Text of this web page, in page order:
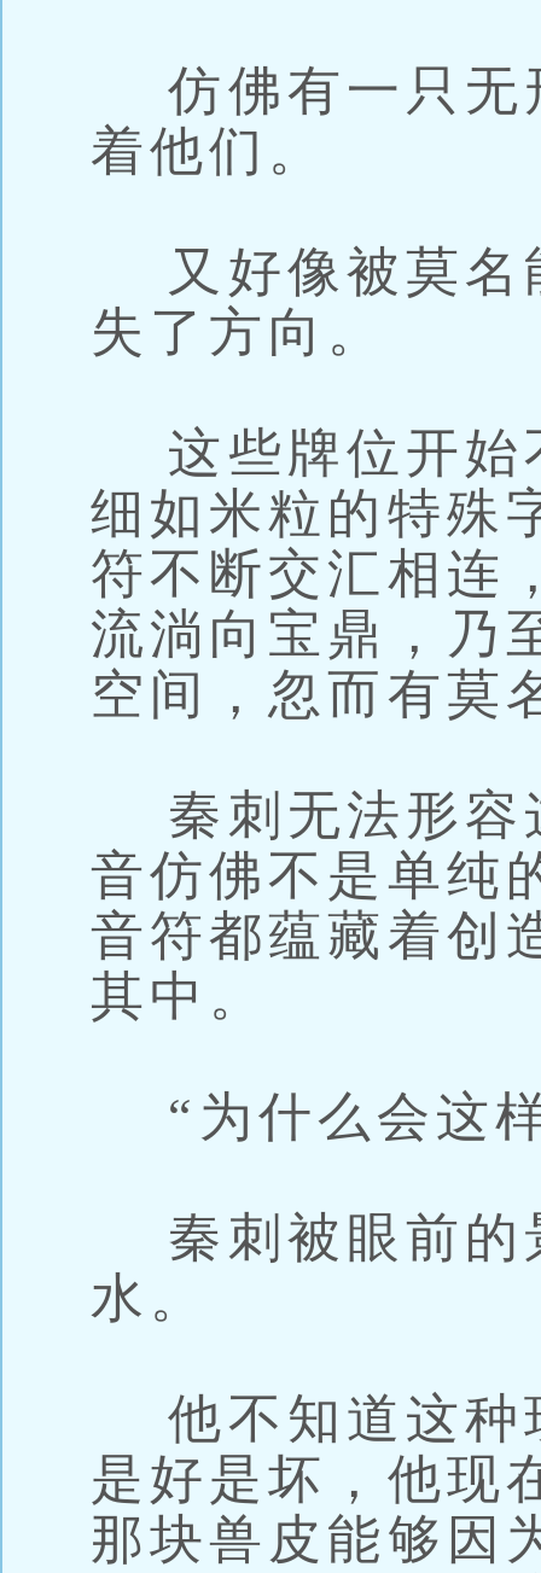
仿佛有一只无
着他们。
又好像被莫名
失了方向。
这些牌位开始
细如米粒的特殊
符不断交汇相连
流淌向宝鼎，乃
空间，忽而有莫
秦刺无法形容
音仿佛不是单纯
音符都蕴藏着创
其中。
“为什么会这
秦刺被眼前的
水。
他不知道这种
是好是坏，他现
那块兽皮能够因